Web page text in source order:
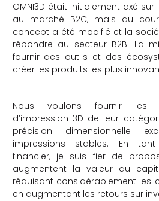
OMNI3D était initialement axé
au marché B2C, mais au
concept a été modifié et la
répondre au secteur B2B. La
fournir des outils et des
créer les produits les plus
Nous voulons fournir les
d’impression 3D de leur
précision dimensionnelle
impressions stables. En tant
financier, je suis fier de
augmentent la valeur du
réduisant considérablement les
en augmentant les retours sur